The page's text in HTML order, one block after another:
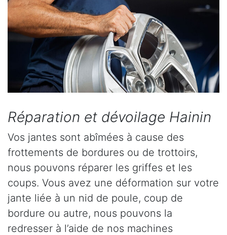
Réparation et dévoilage Hainin
Vos jantes sont abîmées à cause des
frottements de bordures ou de trottoirs,
nous pouvons réparer les griffes et les
coups. Vous avez une déformation sur votre
jante liée à un nid de poule, coup de
bordure ou autre, nous pouvons la
redresser à l’aide de nos machines